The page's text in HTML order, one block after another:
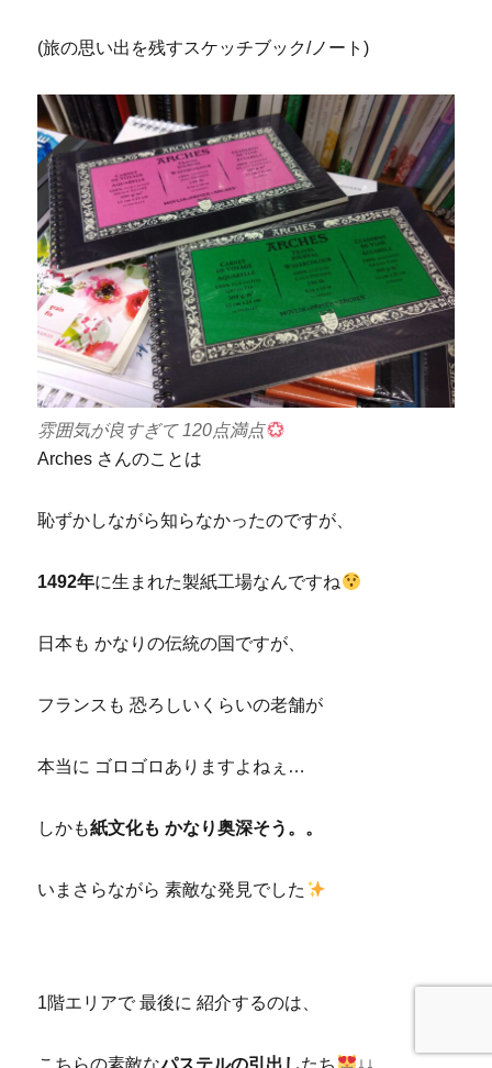
(旅の思い出を残すスケッチブック/ノート)
雰囲気が良すぎて 120点満点
Arches さんのことは
恥ずかしながら知らなかったのですが、
1492年に生まれた製紙工場なんですね
日本も かなりの伝統の国ですが、
フランスも 恐ろしいくらいの老舗が
本当に ゴロゴロありますよねぇ…
しかも紙文化も かなり奥深そう。。
いまさらながら 素敵な発見でした
1階エリアで 最後に 紹介するのは、